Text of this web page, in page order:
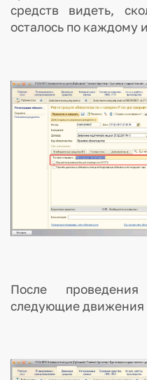
средств видеть,
осталось по каждому
После
следующие движения